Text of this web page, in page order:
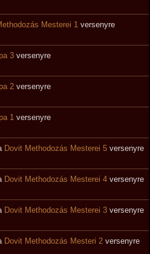
Mesterei 1 versenyre
3 versenyre
2 versenyre
1 versenyre
Dovit Methodozás Mesterei 5 versenyre
Dovit Methodozás Mesterei 4 versenyre
Dovit Methodozás Mesterei 3 versenyre
Dovit Methodozás Mesteri 2 versenyre